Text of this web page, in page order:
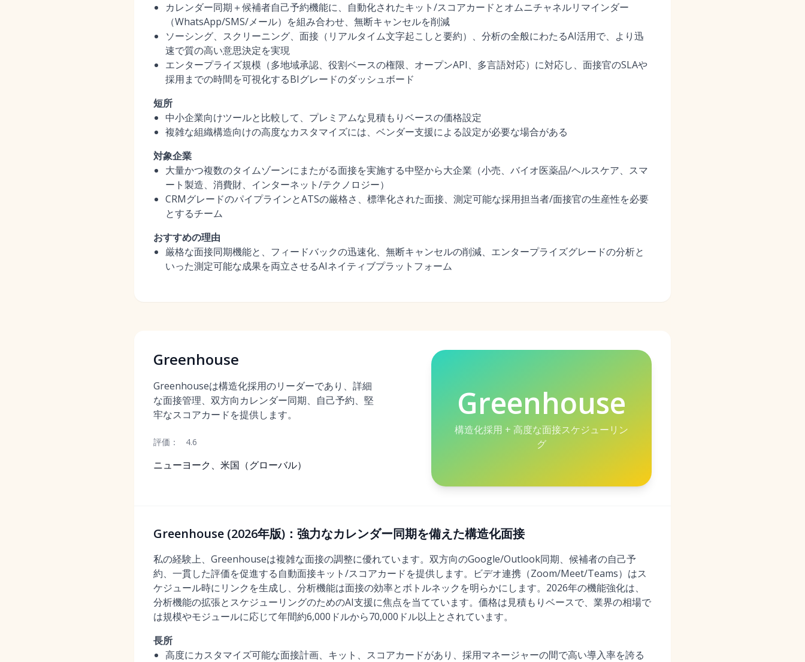
カレンダー同期＋候補者自己予約機能に、自動化されたキット/スコアカードとオムニチャネルリマインダー
（WhatsApp/SMS/メール）を組み合わせ、無断キャンセルを削減
ソーシング、スクリーニング、面接（リアルタイム文字起こしと要約）、分析の全般にわたるAI活用で、より迅
速で質の高い意思決定を実現
エンタープライズ規模（多地域承認、役割ベースの権限、オープンAPI、多言語対応）に対応し、面接官のSLAや
採用までの時間を可視化するBIグレードのダッシュボード
短所
中小企業向けツールと比較して、プレミアムな見積もりベースの価格設定
複雑な組織構造向けの高度なカスタマイズには、ベンダー支援による設定が必要な場合がある
対象企業
大量かつ複数のタイムゾーンにまたがる面接を実施する中堅から大企業（小売、バイオ医薬品/ヘルスケア、スマ
ート製造、消費財、インターネット/テクノロジー）
CRMグレードのパイプラインとATSの厳格さ、標準化された面接、測定可能な採用担当者/面接官の生産性を必要
とするチーム
おすすめの理由
厳格な面接同期機能と、フィードバックの迅速化、無断キャンセルの削減、エンタープライズグレードの分析と
いった測定可能な成果を両立させるAIネイティブプラットフォーム
Greenhouse
Greenhouseは構造化採用のリーダーであり、詳細
な面接管理、双方向カレンダー同期、自己予約、堅
牢なスコアカードを提供します。
評価： 4.6
ニューヨーク、米国（グローバル）
Greenhouse
構造化採用 + 高度な面接スケジューリン
グ
Greenhouse (2026年版)：強力なカレンダー同期を備えた構造化面接
私の経験上、Greenhouseは複雑な面接の調整に優れています。双方向のGoogle/Outlook同期、候補者の自己予
約、一貫した評価を促進する自動面接キット/スコアカードを提供します。ビデオ連携（Zoom/Meet/Teams）はス
ケジュール時にリンクを生成し、分析機能は面接の効率とボトルネックを明らかにします。2026年の機能強化は、
分析機能の拡張とスケジューリングのためのAI支援に焦点を当てています。価格は見積もりベースで、業界の相場で
は規模やモジュールに応じて年間約6,000ドルから70,000ドル以上とされています。
長所
高度にカスタマイズ可能な面接計画、キット、スコアカードがあり、採用マネージャーの間で高い導入率を誇る